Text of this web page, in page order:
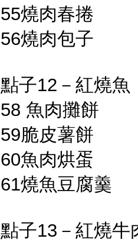
55燒肉春捲
56燒肉包子
點子12－紅燒魚
58 魚肉攤餅
59脆皮薯餅
60魚肉烘蛋
61燒魚豆腐羹
點子13－紅燒牛